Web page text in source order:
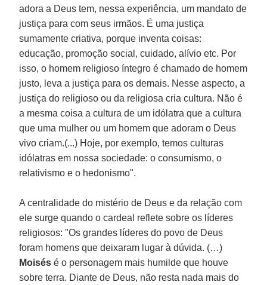
adora a Deus tem, nessa experiência, um mandato de
justiça para com seus irmãos. É uma justiça
sumamente criativa, porque inventa coisas:
educação, promoção social, cuidado, alívio etc. Por
isso, o homem religioso íntegro é chamado de homem
justo, leva a justiça para os demais. Nesse aspecto, a
justiça do religioso ou da religiosa cria cultura. Não é
a mesma coisa a cultura de um idólatra que a cultura
que uma mulher ou um homem que adoram o Deus
vivo criam.(...) Hoje, por exemplo, temos culturas
idólatras em nossa sociedade: o consumismo, o
relativismo e o hedonismo".
A centralidade do mistério de Deus e da relação com
ele surge quando o cardeal reflete sobre os líderes
religiosos: "Os grandes líderes do povo de Deus
foram homens que deixaram lugar à dúvida. (…)
Moisésé o personagem mais humilde que houve
sobre terra. Diante de Deus, não resta nada mais do